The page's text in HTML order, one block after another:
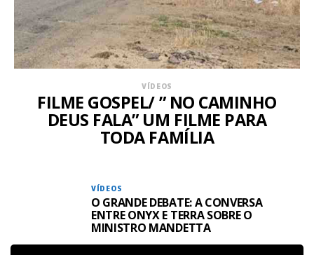
VÍDEOS
FILME GOSPEL/ ” NO CAMINHO
DEUS FALA” UM FILME PARA
TODA FAMÍLIA
VÍDEOS
O GRANDE DEBATE: A CONVERSA
ENTRE ONYX E TERRA SOBRE O
MINISTRO MANDETTA